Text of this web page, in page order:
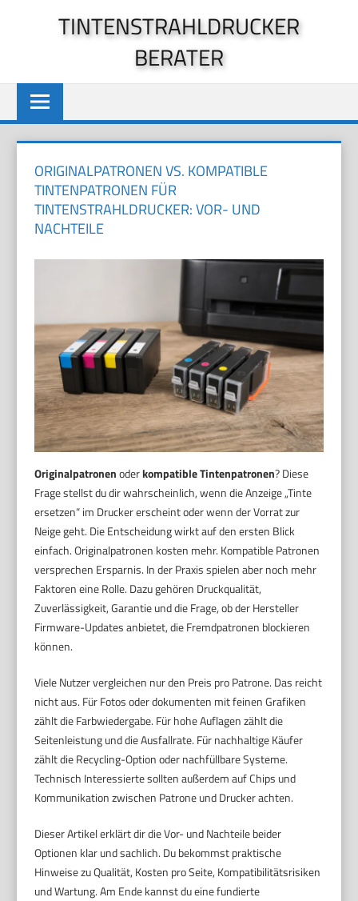
TINTENSTRAHLDRUCKER
BERATER
ORIGINALPATRONEN VS. KOMPATIBLE
TINTENPATRONEN FÜR
TINTENSTRAHLDRUCKER: VOR- UND
NACHTEILE
Originalpatronenoderkompatible Tintenpatronen? Diese
Frage stellst du dir wahrscheinlich, wenn die Anzeige „Tinte
ersetzen“ im Drucker erscheint oder wenn der Vorrat zur
Neige geht. Die Entscheidung wirkt auf den ersten Blick
einfach. Originalpatronen kosten mehr. Kompatible Patronen
versprechen Ersparnis. In der Praxis spielen aber noch mehr
Faktoren eine Rolle. Dazu gehören Druckqualität,
Zuverlässigkeit, Garantie und die Frage, ob der Hersteller
Firmware-Updates anbietet, die Fremdpatronen blockieren
können.
Viele Nutzer vergleichen nur den Preis pro Patrone. Das reicht
nicht aus. Für Fotos oder dokumenten mit feinen Grafiken
zählt die Farbwiedergabe. Für hohe Auflagen zählt die
Seitenleistung und die Ausfallrate. Für nachhaltige Käufer
zählt die Recycling-Option oder nachfüllbare Systeme.
Technisch Interessierte sollten außerdem auf Chips und
Kommunikation zwischen Patrone und Drucker achten.
Dieser Artikel erklärt dir die Vor- und Nachteile beider
Optionen klar und sachlich. Du bekommst praktische
Hinweise zu Qualität, Kosten pro Seite, Kompatibilitätsrisiken
und Wartung. Am Ende kannst du eine fundierte